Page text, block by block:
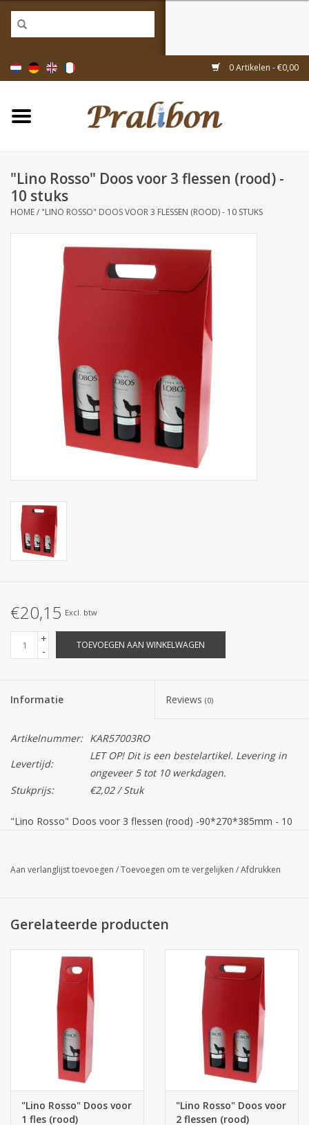
0 Artikelen - €0,00
Home
Doosjes
Linten & decoratie
Inpakmaterialen
"Lino Rosso" Doos voor 3 flessen (rood) -
10 stuks
HOME/ "LINO ROSSO" DOOS VOOR 3 FLESSEN (ROOD) - 10 STUKS
€20,15 Excl. btw
+
-
TOEVOEGEN AAN WINKELWAGEN
Informatie Reviews (0)
Artikelnummer: KAR57003RO
Levertijd:
LET OP! Dit is een bestelartikel. Levering in
ongeveer 5 tot 10 werkdagen.
Stukprijs:
€2,02 / Stuk
"Lino Rosso" Doos voor 3 flessen (rood) -90*270*385mm - 10
Let op!
De kleur van het product op uw scherm kan afwijken
Aan verlanglijst toevoegen /Toevoegen om te vergelijken /Afdrukken
Gerelateerde producten
"Lino Rosso" Doos voor
1 fles (rood)
"Lino Rosso" Doos voor
2 flessen (rood)